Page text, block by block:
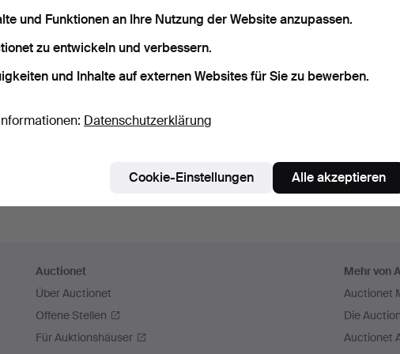
Weiter mit Facebook
Um fortfahren zu können, müssen Sie die Bedingungen akzeptieren.
Auctionet
Über Auctionet
Offene Stellen
Für Auktionshäuser
Mehr von
Auctionet
Die
Auctionet
und Funktionen an Ihre Nutzung der Website anzupassen.
zu entwickeln und verbessern.
und Inhalte auf externen Websites für Sie zu bewerben.
Datenschutzerklärung
Cookie-Einstellungen Alle akzeptieren